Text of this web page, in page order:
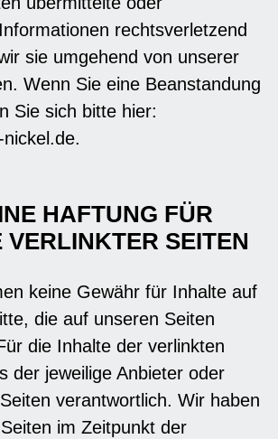
rechtsverletzend
sie umgehend von unserer
Wenn Sie eine Beanstandung
Sie sich bitte hier:
HAFTUNG FÜR
VERLINKTER SEITEN
keine Gewähr für Inhalte auf
die auf unseren Seiten
die Inhalte der verlinkten
der jeweilige Anbieter oder
verantwortlich. Wir haben
im Zeitpunkt der